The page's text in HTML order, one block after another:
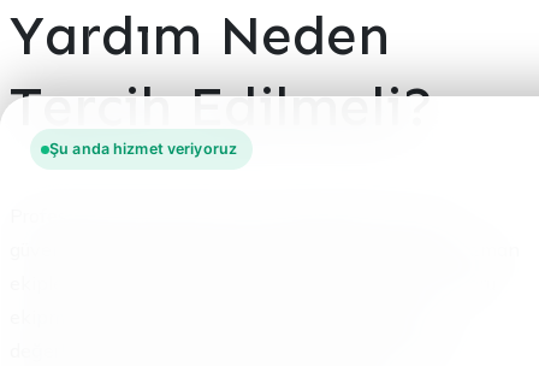
Yardım Neden
Tercih Edilmeli?
Şu anda hizmet veriyoruz